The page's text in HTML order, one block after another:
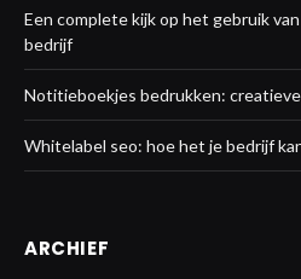
Een complete kijk op het gebruik
bedrijf
Notitieboekjes bedrukken:
Whitelabel seo: hoe het je bedrijf
ARCHIEF